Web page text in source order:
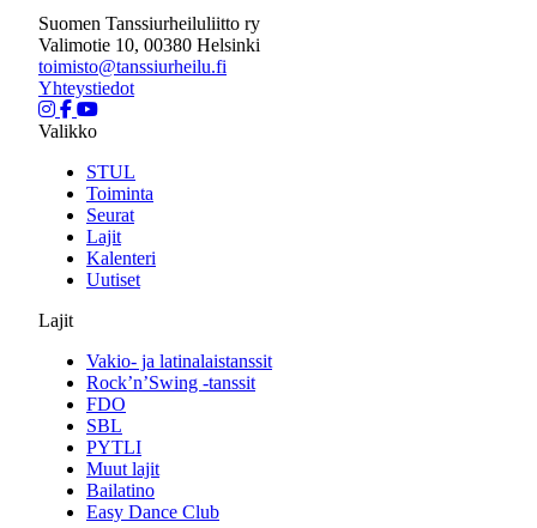
Suomen Tanssiurheiluliitto ry
Valimotie 10, 00380 Helsinki
toimisto@tanssiurheilu.fi
Yhteystiedot
Valikko
STUL
Toiminta
Seurat
Lajit
Kalenteri
Uutiset
Lajit
Vakio- ja latinalaistanssit
Rock’n’Swing -tanssit
FDO
SBL
PYTLI
Muut lajit
Bailatino
Easy Dance Club